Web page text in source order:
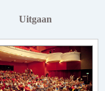
Uitgaan